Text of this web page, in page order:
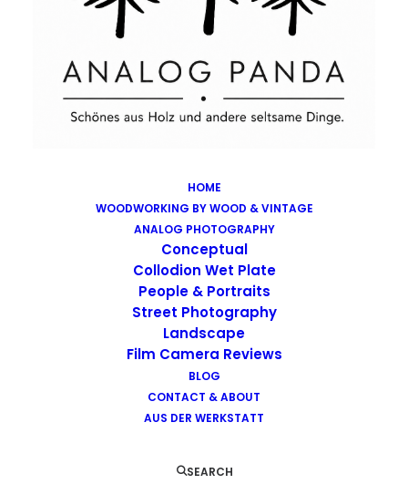
HOME
WOODWORKING BY WOOD & VINTAGE
ANALOG PHOTOGRAPHY
Conceptual
Collodion Wet Plate
People & Portraits
Street Photography
Landscape
Film Camera Reviews
BLOG
CONTACT & ABOUT
AUS DER WERKSTATT
SEARCH
Images tagged "demon"